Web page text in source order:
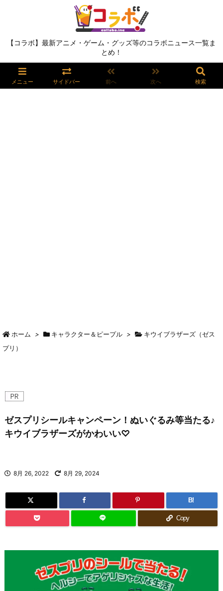
【コラボ】最新アニメ・ゲーム・グッズ等のコラボニュース一覧ま
とめ！
メニュー サイドバー 前へ 次へ 検索
ホーム > キャラクター＆ピープル >
キウイブラザーズ（ゼス
プリ）
ゼスプリシールキャンペーン！ぬいぐるみ等当たる♪
キウイブラザーズがかわいい♡
8月 26, 2022 8月 29, 2024
B!
Copy